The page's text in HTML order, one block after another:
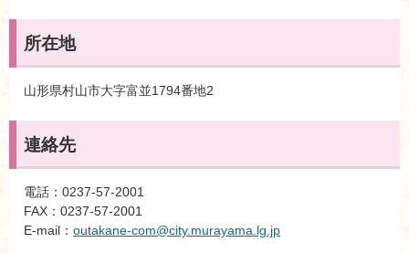
所在地
山形県村山市大字富並1794番地2
連絡先
電話：0237-57-2001
FAX：0237-57-2001
E-mail： outakane-com@city.murayama.lg.jp